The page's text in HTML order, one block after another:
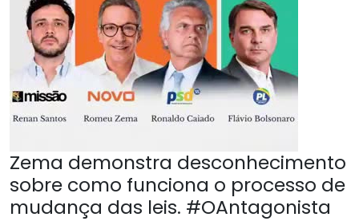
Zema demonstra desconhecimento
sobre como funciona o processo de
mudança das leis. #OAntagonista